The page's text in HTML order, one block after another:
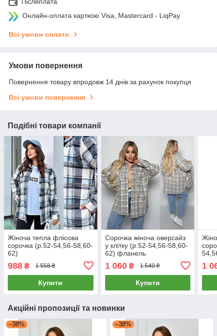
Післяплата
Онлайн-оплата карткою Visa, Mastercard - LiqPay
Всі умови оплати
Умови повернення
Повернення товару впродовж 14 днів за рахунок покупця
Всі умови повернення
Подібні товари компанії
Жіноча тепла флісова
сорочка (р.52-54,56-58,60-
62)
988 ₴ 1 558 ₴
Купити
Сорочка жіноча оверсайз
у клітку (р.52-54,56-58,60-
62) фланель
1 060₴ 1 540 ₴
Купити
1
Акційні пропозиції та новинки
–38% –38%